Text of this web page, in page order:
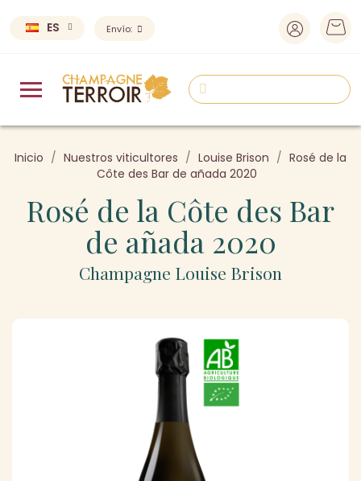
ES Envío:
Inicio Nuestros viticultores Louise Brison
Rosé de la
Côte des Bar de añada 2020
Rosé de la Côte des Bar
de añada 2020
Champagne Louise Brison